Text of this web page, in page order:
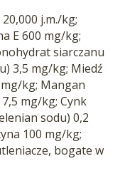
j.m./kg;
E 600 mg/kg;
siarczanu
3,5 mg/kg; Miedź
kg; Mangan
mg/kg; Cynk
sodu) 0,2
100 mg/kg;
bogate w